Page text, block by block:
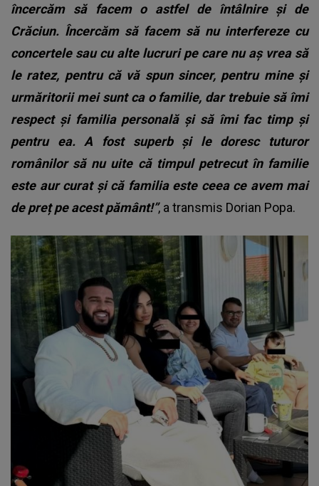
încercăm să facem o astfel de întâlnire și de
Crăciun. Încercăm să facem să nu interfereze cu
concertele sau cu alte lucruri pe care nu aș vrea să
le ratez, pentru că vă spun sincer, pentru mine și
urmăritorii mei sunt ca o familie, dar trebuie să îmi
respect și familia personală și să îmi fac timp și
pentru ea. A fost superb și le doresc tuturor
românilor să nu uite că timpul petrecut în familie
este aur curat și că familia este ceea ce avem mai
de preț pe acest pământ!”, a transmis Dorian Popa.